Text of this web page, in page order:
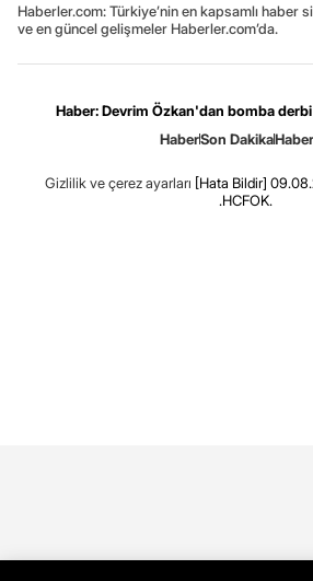
Haberler.com: Türkiye’nin en kapsamlı haber
ve en güncel gelişmeler Haberler.com’da.
Haber: Devrim Özkan'dan bomba
HaberSon Dakika
Gizlilik ve çerez ayarları [Hata Bildir]
.HCFOK.